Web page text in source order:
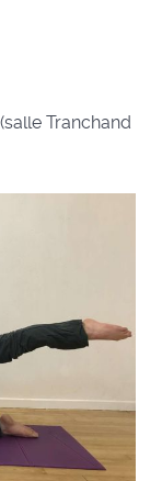
Tranchand